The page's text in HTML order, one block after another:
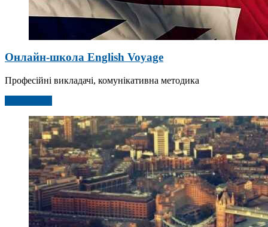
Онлайн-школа English Voyage
Професійні викладачі, комунікативна методика